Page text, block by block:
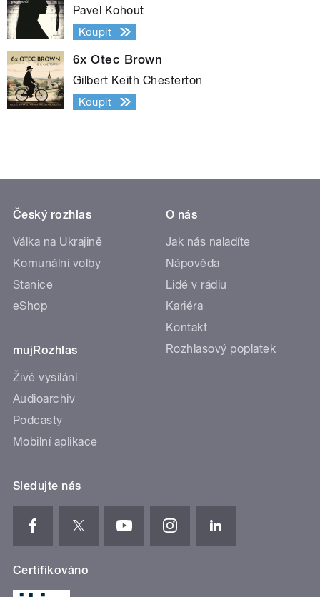
Pavel Kohout
Koupit
6x Otec Brown
Gilbert Keith Chesterton
Koupit
Český rozhlas
Válka na Ukrajině
Komunální volby
Stanice
eShop
mujRozhlas
Živé vysílání
Audioarchiv
Podcasty
Mobilní aplikace
O nás
Jak nás naladíte
Nápověda
Lidé v rádiu
Kariéra
Kontakt
Rozhlasový poplatek
Sledujte nás
Certifikováno